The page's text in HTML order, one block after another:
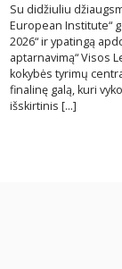
Su didžiuliu
European Institute“
2026“ ir ypatingą
aptarnavimą“ Visos
kokybės tyrimų
finalinę galą, kuri
išskirtinis […]